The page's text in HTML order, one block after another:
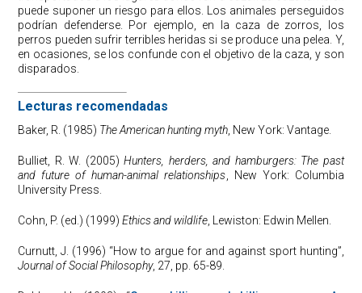
puede suponer un riesgo para ellos. Los animales perseguidos
podrían defenderse. Por ejemplo, en la caza de zorros, los
perros pueden sufrir terribles heridas si se produce una pelea. Y,
en ocasiones, se los confunde con el objetivo de la caza, y son
disparados.
Lecturas recomendadas
Baker, R. (1985) The American hunting myth , New York: Vantage.
Bulliet, R. W. (2005)Hunters, herders, and hamburgers: The past
and future of human-animal relationships , New York: Columbia
University Press.
Cohn, P. (ed.) (1999)Ethics and wildlife , Lewiston: Edwin Mellen.
Curnutt, J. (1996) “How to argue for and against sport hunting”,
Journal of Social Philosophy, 27, pp. 65-89.